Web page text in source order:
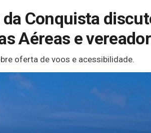
Conquista
Aéreas e
oferta de voos e acessibilidade.